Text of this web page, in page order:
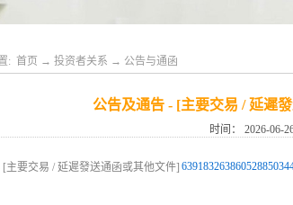
: 首页 → 投资者关系 → 公告与通函
公告及通告 - [主要交易 / 延遲
时间： 2026-06-